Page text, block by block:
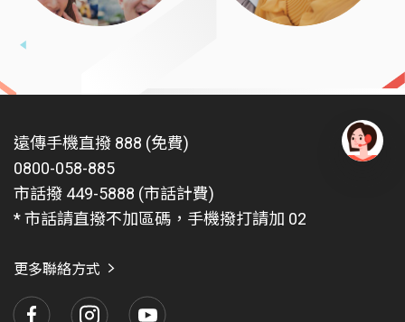
遠傳手機直撥 888 (免費)
0800-058-885
市話撥 449-5888 (市話計費)
* 市話請直撥不加區碼，手機撥打請加 02
更多聯絡方式